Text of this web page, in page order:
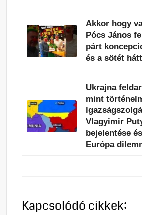
Akkor hogy
Pócs János
párt
és a sötét
Ukrajna
mint
Vlagyimir
bejelentése
Európa
Kapcsolódó cikkek: